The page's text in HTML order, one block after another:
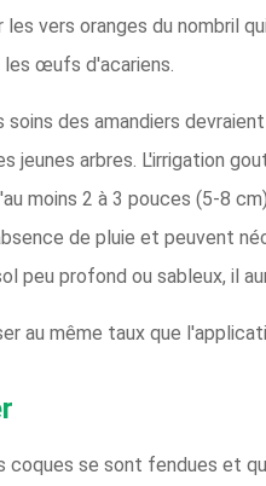
vers oranges du nombril
les œufs d'acariens.
soins des amandiers
jeunes arbres. L'irrigation
moins 2 à 3 pouces (5-8
de pluie et peuvent
peu profond ou sableux, il
au même taux que
coques se sont fendues et